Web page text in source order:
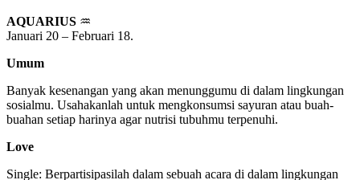
AQUARIUS ♒
Januari 20 – Februari 18.
Umum
Banyak kesenangan yang akan menunggumu di dalam lingkungan
sosialmu. Usahakanlah untuk mengkonsumsi sayuran atau buah-
buahan setiap harinya agar nutrisi tubuhmu terpenuhi.
Love
Single: Berpartisipasilah dalam sebuah acara di dalam lingkungan